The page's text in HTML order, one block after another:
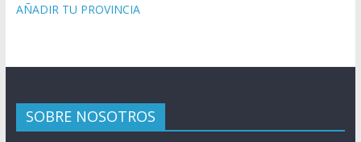
AÑADIR TU PROVINCIA
SOBRE NOSOTROS